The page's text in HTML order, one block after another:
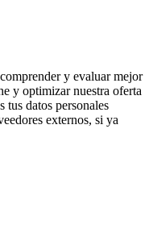
y evaluar mejor
y optimizar nuestra oferta
tus datos personales
externos, si ya